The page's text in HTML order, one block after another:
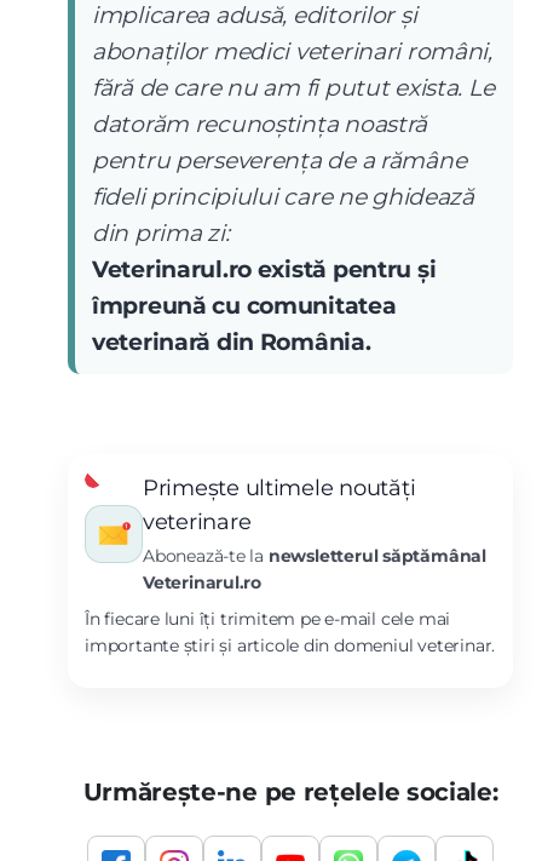
implicarea adusă, editorilor și
abonaților medici veterinari români,
fără de care nu am fi putut exista. Le
datorăm recunoștința noastră
pentru perseverența de a rămâne
fideli principiului care ne ghidează
din prima zi:
Veterinarul.ro există pentru și
împreună cu comunitatea
veterinară din România.
Primește ultimele noutăți
veterinare
Abonează-te la newsletterul săptămânal
Veterinarul.ro
În fiecare luni îți trimitem pe e-mail cele mai
importante știri și articole din domeniul veterinar.
Urmărește-ne pe rețelele sociale: